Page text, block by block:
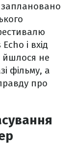
і вхід
йшлося не
фільму, а
про